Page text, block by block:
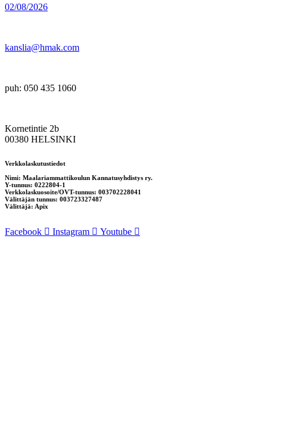
02/08/2026
kanslia@hmak.com
puh: 050 435 1060
Kornetintie 2b
00380 HELSINKI
Verkkolaskutustiedot
Nimi: Maalariammattikoulun Kannatusyhdistys ry.
Y-tunnus: 0222804-1
Verkkolaskuosoite/OVT-tunnus: 003702228041
Välittäjän tunnus: 003723327487
Välittäjä: Apix
Facebook Instagram Youtube